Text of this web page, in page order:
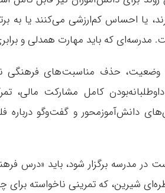
یا احساس کم‌ارزشی می‌کنند یا به
مدرسه‌ای که باید مهارت همدلی و
وضعیت، حذف مناسبت‌های
کامل مشارکت مالی،
دانش‌آموزمحور و گفت‌وگو درباره
در مدرسه برگزار شود، باید «درس
شیرین، که تمرینی ناخواسته